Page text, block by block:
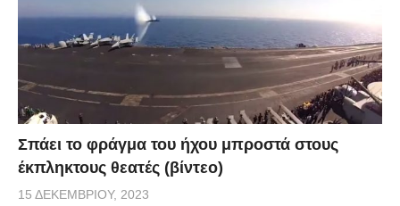
Σπάει το φράγμα του ήχου μπροστά στους
έκπληκτους θεατές (βίντεο)
15 ΔΕΚΕΜΒΡΊΟΥ, 2023